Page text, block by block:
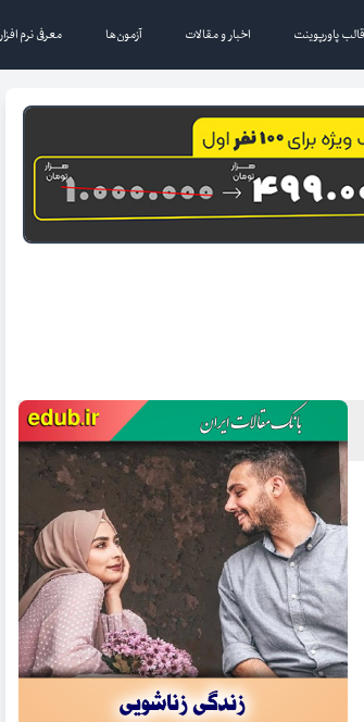
قالب پاورپوینت اخبار و مقالات آزمون‌ها معرفی نرم افزار